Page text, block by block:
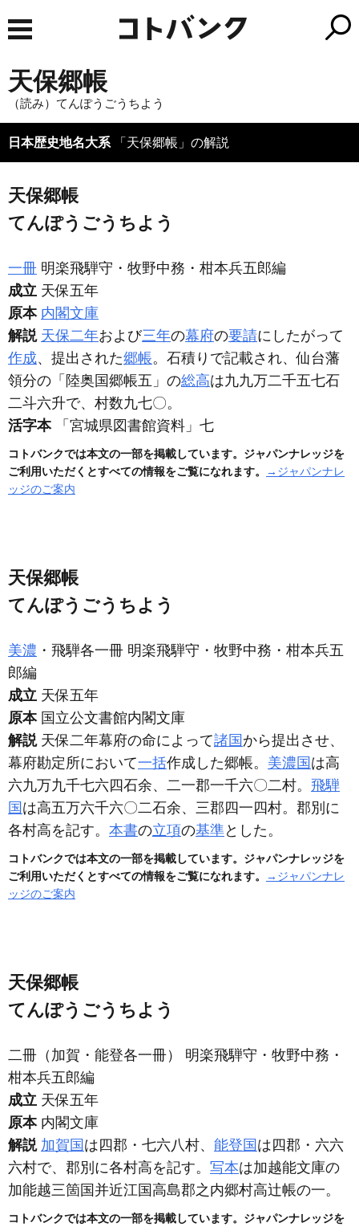
天保郷帳
（読み）てんぽうごうちよう
日本歴史地名大系 「天保郷帳」の解説
天保郷帳
てんぽうごうちよう
一冊 明楽飛騨守・牧野中務・柑本兵五郎編
成立 天保五年
原本 内閣文庫
解説 天保二年および三年の幕府の要請にしたがって
作成、提出された郷帳。石積りで記載され、仙台藩
領分の「陸奥国郷帳五」の総高は九九万二千五七石
二斗六升で、村数九七〇。
活字本「宮城県図書館資料」七
コトバンクでは本文の一部を掲載しています。ジャパンナレッジを
ご利用いただくとすべての情報をご覧になれます。
→ジャパンナレ
ッジのご案内
天保郷帳
てんぽうごうちよう
美濃 ・飛騨各一冊 明楽飛騨守・牧野中務・柑本兵五
郎編
成立 天保五年
原本国立公文書館内閣文庫
解説天保二年幕府の命によって諸国から提出させ、
幕府勘定所において一括作成した郷帳。 美濃国 は高
六九万九千七六四石余、二一郡一千六〇二村。 飛騨
国 は高五万六千六〇二石余、三郡四一四村。郡別に
各村高を記す。 本書の立項の基準とした。
コトバンクでは本文の一部を掲載しています。ジャパンナレッジを
ご利用いただくとすべての情報をご覧になれます。
→ジャパンナレ
ッジのご案内
天保郷帳
てんぽうごうちよう
二冊 （加賀・能登各一冊）
明楽飛騨守・牧野中務・
柑本兵五郎編
成立 天保五年
原本内閣文庫
解説 加賀国 は四郡・七六八村、 能登国 は四郡・六六
六村で、郡別に各村高を記す。 写本は加越能文庫の
加能越三箇国并近江国高島郡之内郷村高辻帳の一。
コトバンクでは本文の一部を掲載しています。ジャパンナレッジを